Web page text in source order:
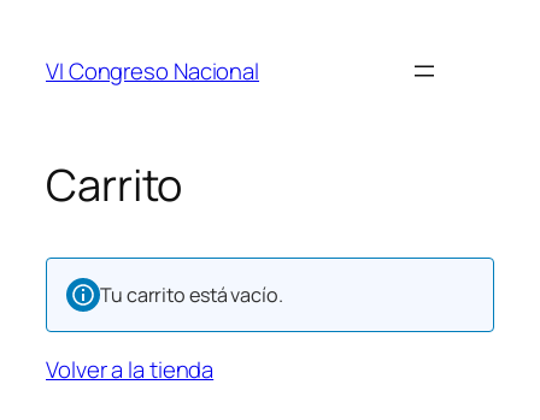
VI Congreso Nacional
Carrito
Tu carrito está vacío.
Volver a la tienda